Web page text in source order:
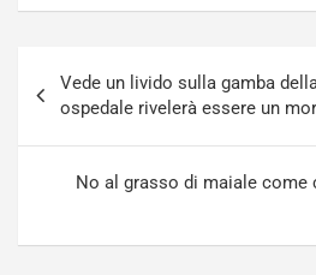
articoli
Vede un livido sulla gamba
ospedale rivelerà essere un
No al grasso di maiale come